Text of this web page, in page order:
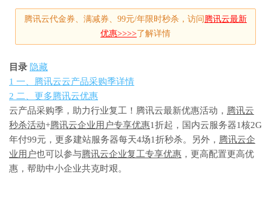
腾讯云代金券、满减券、99元/年限时秒杀，访问 腾讯云最新
优惠>>>>了解详情
目录 隐藏
1 一、腾讯云云产品采购季详情
2 二、更多腾讯云优惠
云产品采购季，助力行业复工！腾讯云最新优惠活动， 腾讯云
秒杀活动+腾讯云企业用户专享优惠1折起，国内云服务器1核2G
年付99元，更多建站服务器每天4场1折秒杀。另外， 腾讯云企
业用户也可以参与腾讯云企业复工专享优惠 ，更高配置更高优
惠，帮助中小企业共克时艰。